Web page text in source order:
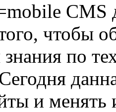
CMS
чтобы
по
и